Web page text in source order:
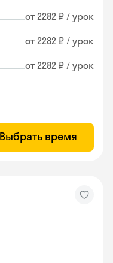
от 2282 ₽ / урок
от 2282 ₽ / урок
от 2282 ₽ / урок
Выбрать время